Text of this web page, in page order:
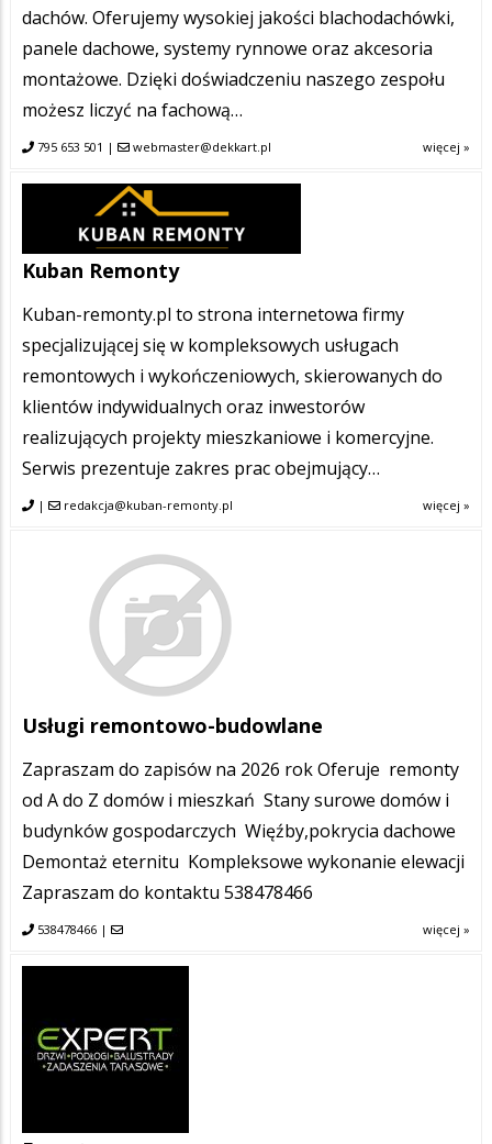
dachów. Oferujemy wysokiej jakości blachodachówki,
panele dachowe, systemy rynnowe oraz akcesoria
montażowe. Dzięki doświadczeniu naszego zespołu
możesz liczyć na fachową…
795 653 501 | webmaster@dekkart.pl więcej »
Kuban Remonty
Kuban-remonty.pl to strona internetowa firmy
specjalizującej się w kompleksowych usługach
remontowych i wykończeniowych, skierowanych do
klientów indywidualnych oraz inwestorów
realizujących projekty mieszkaniowe i komercyjne.
Serwis prezentuje zakres prac obejmujący…
| redakcja@kuban-remonty.pl więcej »
Usługi remontowo-budowlane
Zapraszam do zapisów na 2026 rok Oferuje remonty
od A do Z domów i mieszkań Stany surowe domów i
budynków gospodarczych Więźby,pokrycia dachowe
Demontaż eternitu Kompleksowe wykonanie elewacji
Zapraszam do kontaktu 538478466
538478466 | więcej »